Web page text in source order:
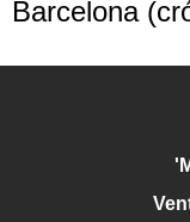
Barcelona